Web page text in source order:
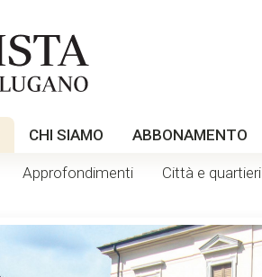
CHI SIAMO ABBONAMENTO
Approfondimenti Città e quartieri